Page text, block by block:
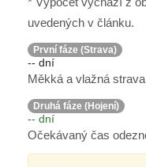
uvedených v článku.
První fáze (Strava)
-- dní
Měkká a vlažná
Druhá fáze (Hojení)
-- dní
Očekávaný čas